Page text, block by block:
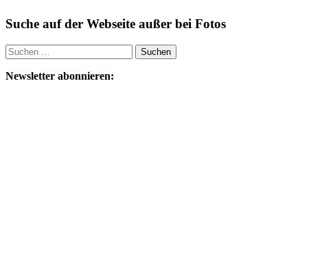
Suche auf der Webseite außer bei Fotos
Suchen
nach:
Newsletter abonnieren: